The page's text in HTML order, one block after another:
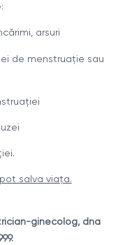
arsuri
de menstruație sau
salva viaţa.
ginecolog, dna